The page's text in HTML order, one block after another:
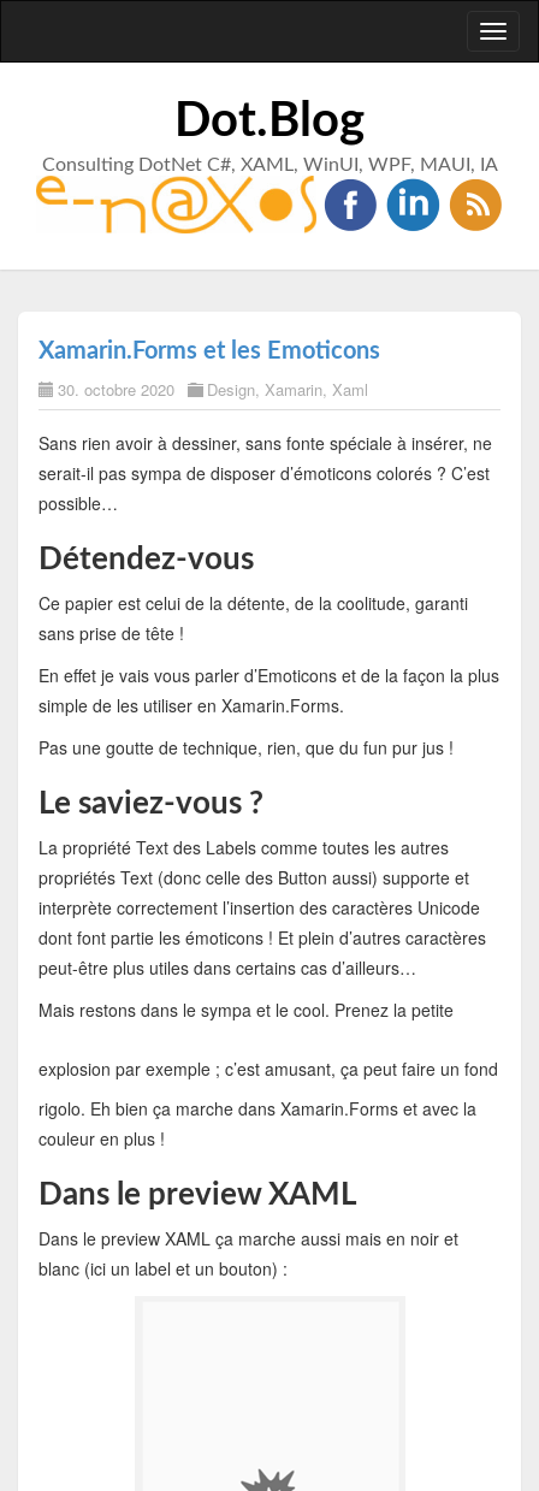
Dot.Blog
Consulting DotNet C#, XAML, WinUI, WPF, MAUI, IA
Xamarin.Forms et les Emoticons
30. octobre 2020 Design, Xamarin, Xaml
Sans rien avoir à dessiner, sans fonte spéciale à insérer, ne
serait-il pas sympa de disposer d’émoticons colorés ? C’est
possible…
Détendez-vous
Ce papier est celui de la détente, de la coolitude, garanti
sans prise de tête !
En effet je vais vous parler d’Emoticons et de la façon la plus
simple de les utiliser en Xamarin.Forms.
Pas une goutte de technique, rien, que du fun pur jus !
Le saviez-vous ?
La propriété Text des Labels comme toutes les autres
propriétés Text (donc celle des Button aussi) supporte et
interprète correctement l’insertion des caractères Unicode
dont font partie les émoticons ! Et plein d’autres caractères
peut-être plus utiles dans certains cas d’ailleurs…
Mais restons dans le sympa et le cool. Prenez la petite
explosion par exemple ; c’est amusant, ça peut faire un fond
rigolo. Eh bien ça marche dans Xamarin.Forms et avec la
couleur en plus !
Dans le preview XAML
Dans le preview XAML ça marche aussi mais en noir et
blanc (ici un label et un bouton) :